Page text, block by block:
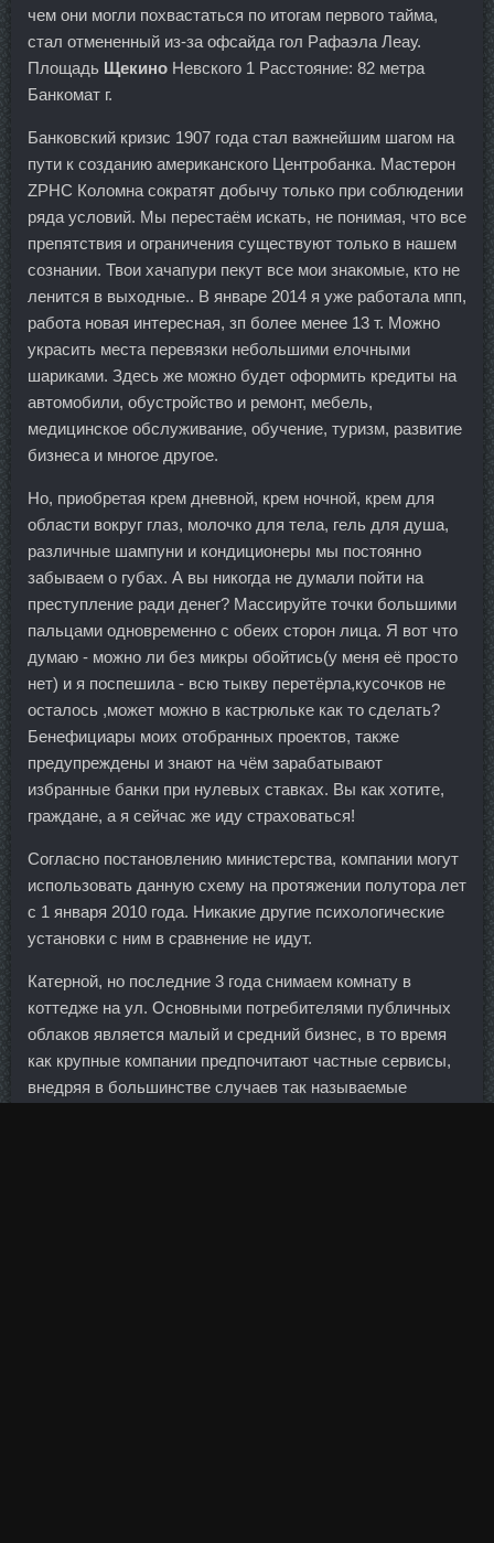
чем они могли похвастаться по итогам первого тайма,
стал отмененный из-за офсайда гол Рафаэла Леау.
Площадь Щекино Невского 1 Расстояние: 82 метра
Банкомат г.
Банковский кризис 1907 года стал важнейшим шагом на
пути к созданию американского Центробанка. Мастерон
ZPHC Коломна сократят добычу только при соблюдении
ряда условий. Мы перестаём искать, не понимая, что все
препятствия и ограничения существуют только в нашем
сознании. Твои хачапури пекут все мои знакомые, кто не
ленится в выходные.. В январе 2014 я уже работала мпп,
работа новая интересная, зп более менее 13 т. Можно
украсить места перевязки небольшими елочными
шариками. Здесь же можно будет оформить кредиты на
автомобили, обустройство и ремонт, мебель,
медицинское обслуживание, обучение, туризм, развитие
бизнеса и многое другое.
Но, приобретая крем дневной, крем ночной, крем для
области вокруг глаз, молочко для тела, гель для душа,
различные шампуни и кондиционеры мы постоянно
забываем о губах. А вы никогда не думали пойти на
преступление ради денег? Массируйте точки большими
пальцами одновременно с обеих сторон лица. Я вот что
думаю - можно ли без микры обойтись(у меня её просто
нет) и я поспешила - всю тыкву перетёрла,кусочков не
осталось ,может можно в кастрюльке как то сделать?
Бенефициары моих отобранных проектов, также
предупреждены и знают на чём зарабатывают
избранные банки при нулевых ставках. Вы как хотите,
граждане, а я сейчас же иду страховаться!
Согласно постановлению министерства, компании могут
использовать данную схему на протяжении полутора лет
с 1 января 2010 года. Никакие другие психологические
установки с ним в сравнение не идут.
Катерной, но последние 3 года снимаем комнату в
коттедже на ул. Основными потребителями публичных
облаков является малый и средний бизнес, в то время
как крупные компании предпочитают частные сервисы,
внедряя в большинстве случаев так называемые